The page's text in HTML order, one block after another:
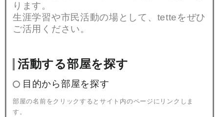
ります。
生涯学習や市民活動の場として、tetteをぜひ
ご活用ください。
活動する部屋を探す
目的から部屋を探す
部屋の名前をクリックするとサイト内のページにリンクしま
す。